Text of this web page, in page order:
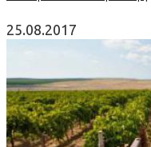
25.08.2017